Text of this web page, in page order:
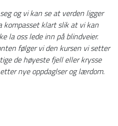
og vi kan se at verden ligger
kompasset klart slik at vi kan
la oss lede inn på blindveier.
følger vi den kursen vi setter
de høyeste fjell eller krysse
nye oppdaglser og lærdom.